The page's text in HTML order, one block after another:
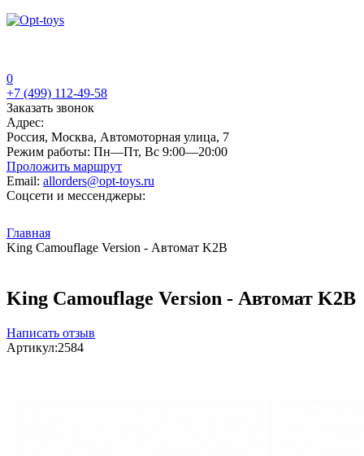
0
+7 (499) 112-49-58
Заказать звонок
Адрес:
Россия, Москва, Автомоторная улица, 7
Режим работы: Пн—Пт, Вс 9:00—20:00
Проложить маршрут
Email: allorders@opt-toys.ru
Соцсети и мессенджеры:
Главная
King Camouflage Version - Автомат K2B
King Camouflage Version - Автомат K2B
Написать отзыв
Артикул:2584